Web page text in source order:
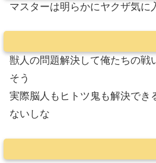
マスターは明らかにヤクザ気
獣人の問題解決して俺たちの戦
そう
実際脳人もヒトツ鬼も解決でき
ないしな